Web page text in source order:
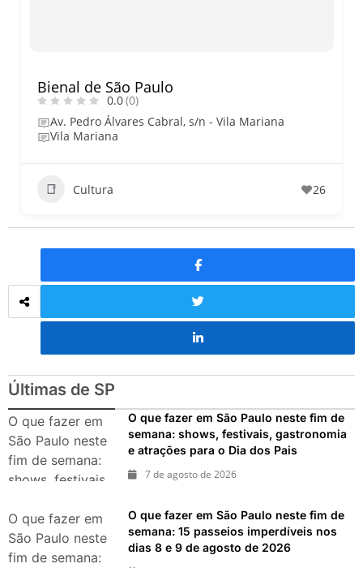
Bienal de São Paulo
0.0(0)
Av. Pedro Álvares Cabral, s/n - Vila Mariana
Vila Mariana
Cultura 26
Últimas de SP
O que fazer em
São Paulo neste
fim de semana:
shows, festivais,
atrações para o
Dia dos Pais
O que fazer em São Paulo neste fim de
semana: shows, festivais, gastronomia
e atrações para o Dia dos Pais
7 de agosto de 2026
O que fazer em
São Paulo neste
fim de semana:
O que fazer em São Paulo neste fim de
semana: 15 passeios imperdíveis nos
dias 8 e 9 de agosto de 2026